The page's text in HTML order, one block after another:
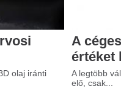
A legtöbb vállalat, amikor az